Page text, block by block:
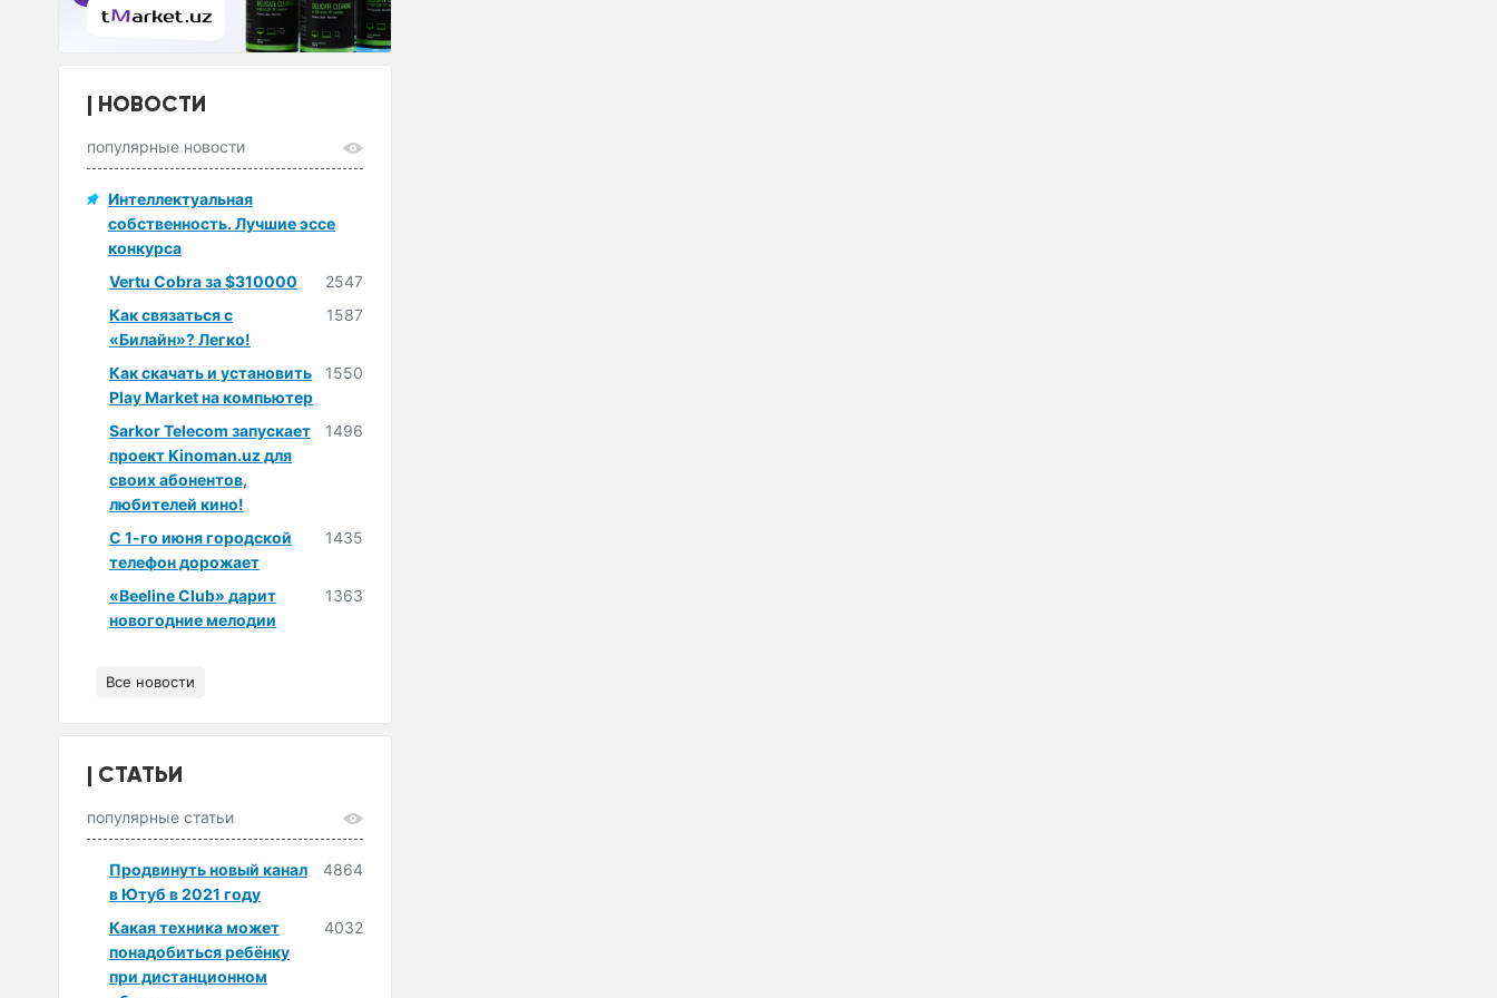
НОВОСТИ
популярные новости
Интеллектуальная
собственность. Лучшие эссе
конкурса
Vertu Cobra за $310000
2547
Как связаться с
«Билайн»? Легко!
1587
Как скачать и установить
Play Market на компьютер
1550
Sarkor Telecom запускает
проект Kinoman.uz для
своих абонентов,
любителей кино!
1496
С 1-го июня городской
телефон дорожает
1435
«Beeline Club» дарит
новогодние мелодии
1363
Все новости
СТАТЬИ
популярные статьи
Продвинуть новый канал
в Ютуб в 2021 году
4864
Какая техника может
понадобиться ребёнку
при дистанционном
4032